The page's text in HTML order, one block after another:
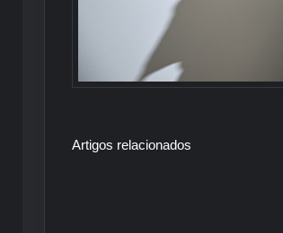
Artigos relacionados